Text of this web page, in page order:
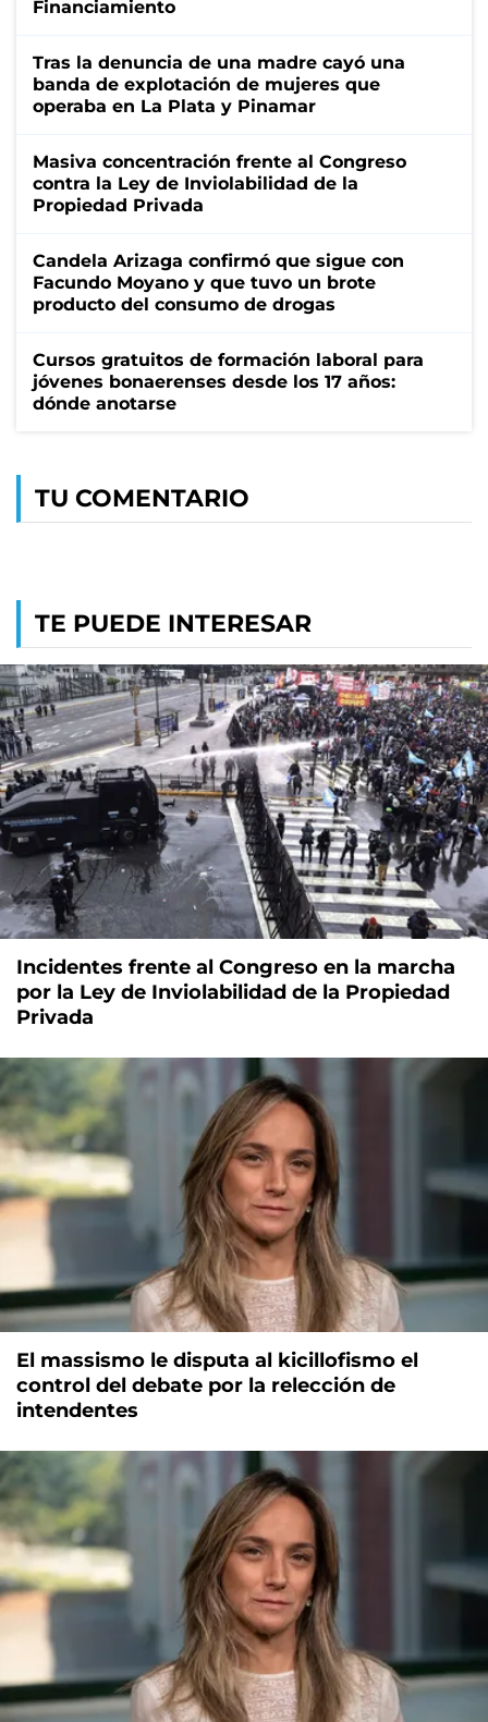
Financiamiento
Tras la denuncia de una madre cayó una
banda de explotación de mujeres que
operaba en La Plata y Pinamar
Masiva concentración frente al Congreso
contra la Ley de Inviolabilidad de la
Propiedad Privada
Candela Arizaga confirmó que sigue con
Facundo Moyano y que tuvo un brote
producto del consumo de drogas
Cursos gratuitos de formación laboral para
jóvenes bonaerenses desde los 17 años:
dónde anotarse
TU COMENTARIO
TE PUEDE INTERESAR
Incidentes frente al Congreso en la marcha
por la Ley de Inviolabilidad de la Propiedad
Privada
El massismo le disputa al kicillofismo el
control del debate por la relección de
intendentes